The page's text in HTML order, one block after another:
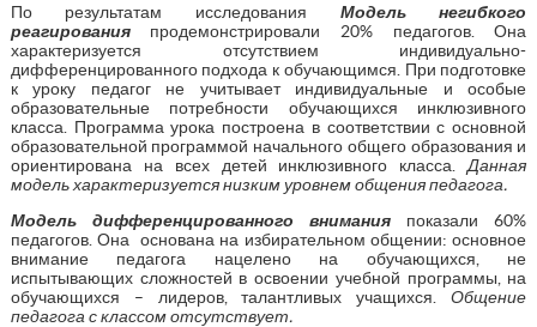
По результатам исследования Модель негибкого
реагированияпродемонстрировали 20% педагогов. Она
характеризуется отсутствием индивидуально-
дифференцированного подхода к обучающимся. При подготовке
к уроку педагог не учитывает индивидуальные и особые
образовательные потребности обучающихся инклюзивного
класса. Программа урока построена в соответствии с основной
образовательной программой начального общего образования и
ориентирована на всех детей инклюзивного класса.Данная
модель характеризуется низким уровнем общения педагога.
Модель дифференцированного внимания показали 60%
педагогов. Она
основана на избирательном общении: основное
внимание педагога нацелено на обучающихся, не
испытывающих сложностей в освоении учебной программы, на
обучающихся – лидеров, талантливых учащихся.Общение
педагога с классом отсутствует.